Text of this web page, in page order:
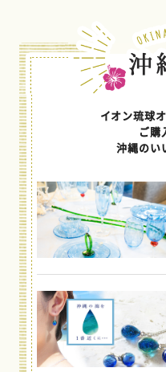
イオン琉球
ご購
沖縄のい